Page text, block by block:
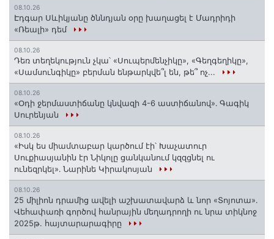
08.10.26
Էդգար Սևիկյանը ծննդյան օրը խաղացել է Մադրիդի
«Ռեալի» դեմ
08.10.26
Դեռ տեղեկություն չկա՝ «Սուպերմենչիկը», «Գեղգեղիկը»,
«Սամսունգիկը» բերման ենթարկվե՞լ են, թե՞ ոչ...
08.10.26
«Օդի ջերմաստիճանը կնվազի 4-6 աստիճանով»․ Գագիկ
Սուրենյան
08.10.26
«Իսկ ես միամտաբար կարծում էի՝ Խաչատուր
Սուքիասյանին էր Նիկոլը ցանկանում կզզցնել ու
ունեզրկել»․ Նարինե Կիրակոսյան
08.10.26
25 միլիոն դրամից ավելի աշխատավարձ և նոր «Տոյոտա»․
Վեհափառի գործով հանրային մեղադրողի ու նրա տիկնոջ
2025թ. հայտարարագիրը